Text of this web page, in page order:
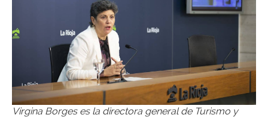
Virgina Borges es la directora general de Turismo y